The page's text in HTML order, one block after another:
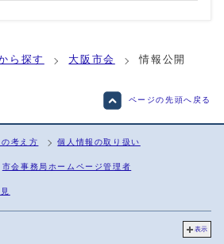
ら探す 大阪市会 情報公開
ページの先頭へ戻る
考え方 個人情報の取り扱い
市会事務局ホームページ管理者
表示